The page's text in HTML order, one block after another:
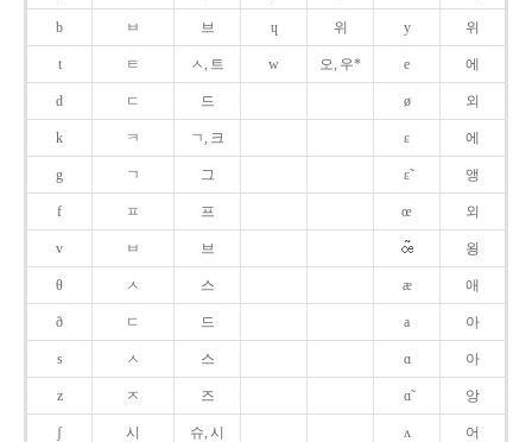
b ㅂ 브 ɥ 위 y 위
t ㅌ ㅅ, 트 w 오, 우* e 에
d ㄷ 드 ø 외
k ㅋ ㄱ, 크 ɛ 에
g ㄱ 그 ɛ̃ 앵
f ㅍ 프 œ 외
v ㅂ 브 욍
θ ㅅ 스 æ 애
ð ㄷ 드 a 아
s ㅅ 스 ɑ 아
z ㅈ 즈 ɑ̃ 앙
ʃ 시 슈, 시 ʌ 어